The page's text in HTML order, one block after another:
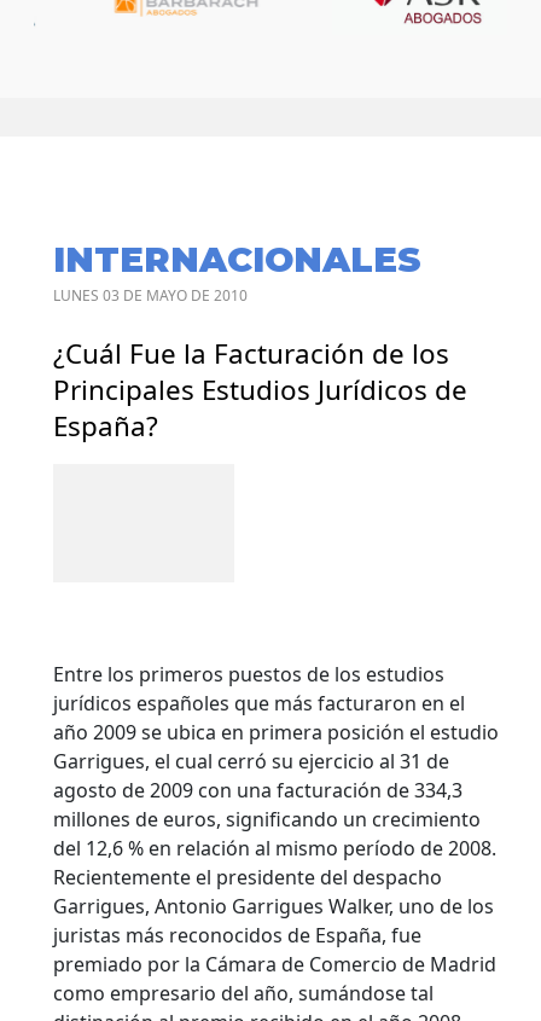
INTERNACIONALES
LUNES 03 DE MAYO DE 2010
¿Cuál Fue la Facturación de los
Principales Estudios Jurídicos de
España?
Entre los primeros puestos de los estudios
jurídicos españoles que más facturaron en el
año 2009 se ubica en primera posición el estudio
Garrigues, el cual cerró su ejercicio al 31 de
agosto de 2009 con una facturación de 334,3
millones de euros, significando un crecimiento
del 12,6 % en relación al mismo período de 2008.
Recientemente el presidente del despacho
Garrigues, Antonio Garrigues Walker, uno de los
juristas más reconocidos de España, fue
premiado por la Cámara de Comercio de Madrid
como empresario del año, sumándose tal